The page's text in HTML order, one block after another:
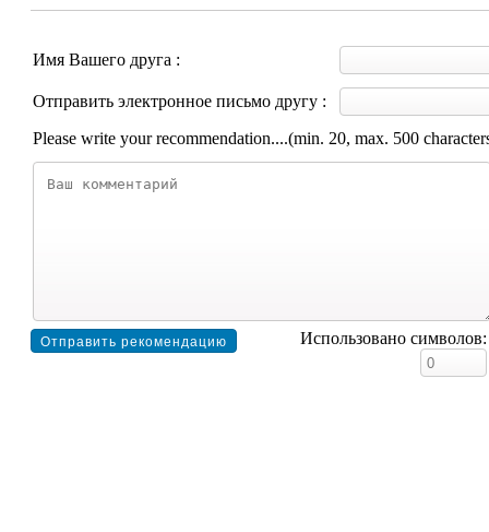
Имя Вашего друга :
Отправить электронное письмо другу :
Please write your recommendation....(min. 20, max. 500
Использовано символов: